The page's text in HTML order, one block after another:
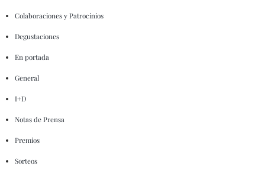
Colaboraciones y Patrocinios
Degustaciones
En portada
General
I+D
Notas de Prensa
Premios
Sorteos